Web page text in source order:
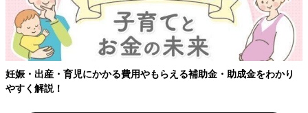
妊娠・出産・育児にかかる費用やもらえる補助金・助成金をわかり
やすく解説！